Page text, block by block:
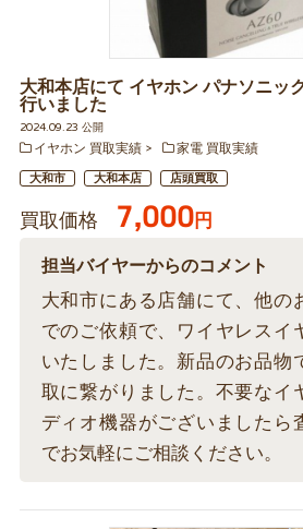
大和本店にて イヤホン パナソニッ
行いました
2024.09.23 公開
イヤホン 買取実績
家電 買取実績
大和市 大和本店 店頭買取
買取価格 7,000円
担当バイヤーからのコメント
大和市にある店舗にて、他の
でのご依頼で、ワイヤレスイ
いたしました。新品のお品物
取に繋がりました。不要なイ
ディオ機器がございましたら
でお気軽にご相談ください。